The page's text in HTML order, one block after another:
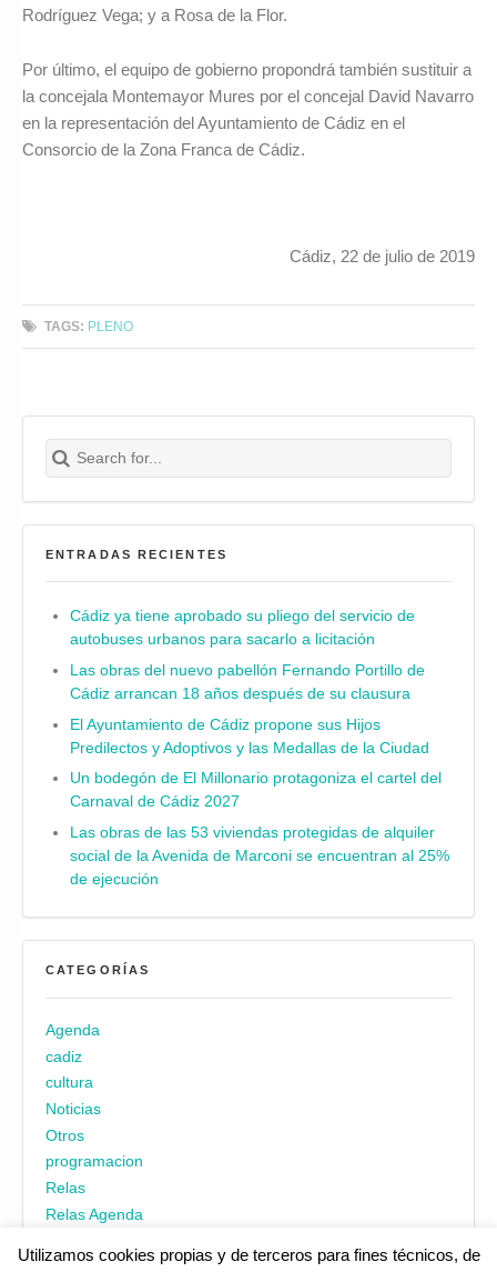
Rodríguez Vega; y a Rosa de la Flor.
Por último, el equipo de gobierno propondrá también sustituir a
la concejala Montemayor Mures por el concejal David Navarro
en la representación del Ayuntamiento de Cádiz en el
Consorcio de la Zona Franca de Cádiz.
Cádiz, 22 de julio de 2019
TAGS: PLENO
Search for:
Buscar
ENTRADAS RECIENTES
Cádiz ya tiene aprobado su pliego del servicio de
autobuses urbanos para sacarlo a licitación
Las obras del nuevo pabellón Fernando Portillo de
Cádiz arrancan 18 años después de su clausura
El Ayuntamiento de Cádiz propone sus Hijos
Predilectos y Adoptivos y las Medallas de la Ciudad
Un bodegón de El Millonario protagoniza el cartel del
Carnaval de Cádiz 2027
Las obras de las 53 viviendas protegidas de alquiler
social de la Avenida de Marconi se encuentran al 25%
de ejecución
CATEGORÍAS
Agenda
cadiz
cultura
Noticias
Otros
programacion
Relas
Relas Agenda
Utilizamos cookies propias y de terceros para fines técnicos, de